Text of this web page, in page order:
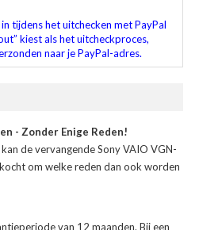
tijdens het uitchecken met PayPal
kiest als het uitcheckproces,
naar je PayPal-adres.
- Zonder Enige Reden!
devervangende Sony VAIO VGN-
om welke reden dan ook worden
van 12 maanden. Bij een